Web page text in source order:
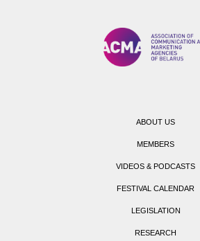
ABOUT US
MEMBERS
VIDEOS & PODCASTS
FESTIVAL CALENDAR
LEGISLATION
RESEARCH